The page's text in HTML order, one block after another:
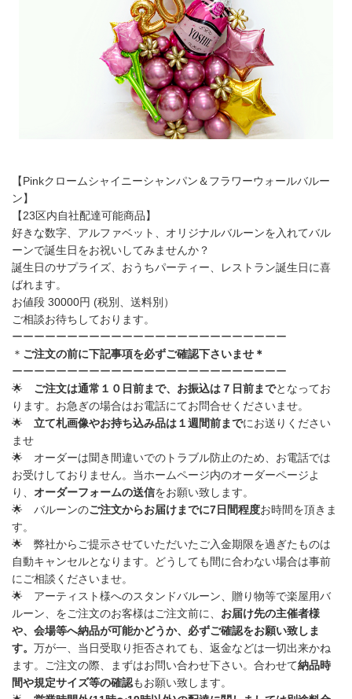
【Pinkクロームシャイニーシャンパン＆フラワーウォールバルー
ン】
【23区内自社配達可能商品】
好きな数字、アルファベット、オリジナルバルーンを入れてバル
ーンで誕生日をお祝いしてみませんか？
誕生日のサプライズ、おうちパーティー、レストラン誕生日に喜
ばれます。
お値段 30000円 (税別、送料別）
ご相談お待ちしております。
ーーーーーーーーーーーーーーーーーーーーーーーーー
＊ ご注文の前に下記事項を必ずご確認下さいませ＊
ーーーーーーーーーーーーーーーーーーーーーーーーー
🌟
ご注文は通常１０日前まで、お振込は７日前までと なってお
ります。お急ぎの場合はお電話にてお問合せくださいませ。
🌟
立て札画像やお持ち込み品は１週間前までにお送りください
ませ
🌟 オーダーは聞き間違いでのトラブル防止のため、お電話では
お受けしておりません。 当ホームページ内のオーダーページよ
り、 オーダーフォームの送信をお願い致します。
🌟 バルーンのご注文からお届けまでに7日間程度お時間を頂きま
す。
🌟 弊社からご提示させていただいたご入金期限を過ぎたものは
自動キャンセルとなります。どうしても間に合わない場合は事前
にご相談くださいませ。
🌟 アーティスト様へのスタンドバルーン、贈り物等で楽屋用バ
ルーン、をご注文のお客様はご注文前に、 お届け先の主催者様
や、会場等へ納品が可能かどうか、必ずご確認をお願い致しま
す。 万が一、当日受取り拒否されても、返金などは一切出来かね
ます。 ご注文の際、まずはお問い合わせ下さい。 合わせて納品時
間や規定サイズ等の確認もお願い致します。